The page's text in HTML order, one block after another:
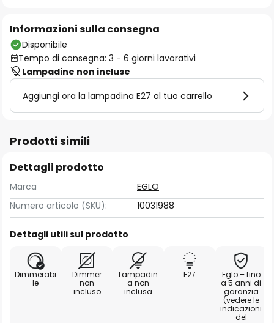
Informazioni sulla consegna
Disponibile
Tempo di consegna: 3 - 6 giorni lavorativi
Lampadine non incluse
Aggiungi ora la lampadina E27 al tuo carrello
Prodotti simili
Dettagli prodotto
Marca
EGLO
Numero articolo (SKU):
10031988
Dettagli utili sul prodotto
Dimmerabi
le
Dimmer
non
incluso
Lampadin
a non
inclusa
E27
Eglo – fino
a 5 anni di
garanzia
(vedere le
indicazioni
del